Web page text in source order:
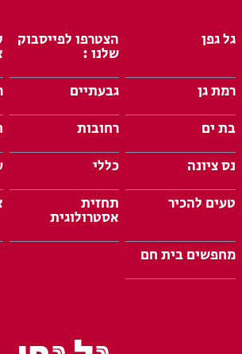
גל גפן הצטרפו לפייסבוק
שלנו :
רמת גן
גבעתיים
בת ים
רחובות
נס ציונה
כללי
טעים להכיר
תחזית
אסטרולוגית
מחפשים בית חם